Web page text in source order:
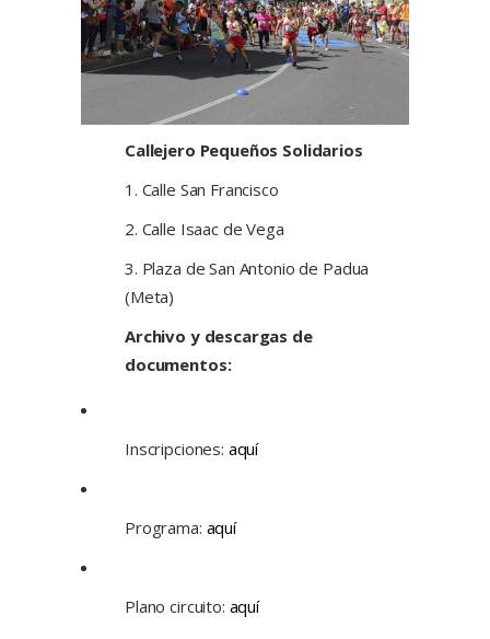
Callejero Pequeños Solidarios
1. Calle San Francisco
2. Calle Isaac de Vega
3. Plaza de San Antonio de Padua
(Meta)
Archivo y descargas de
documentos:
Inscripciones: aquí
Programa: aquí
Plano circuito: aquí